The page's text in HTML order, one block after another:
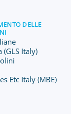
DELLE
(GLS Italy)
Etc Italy (MBE)